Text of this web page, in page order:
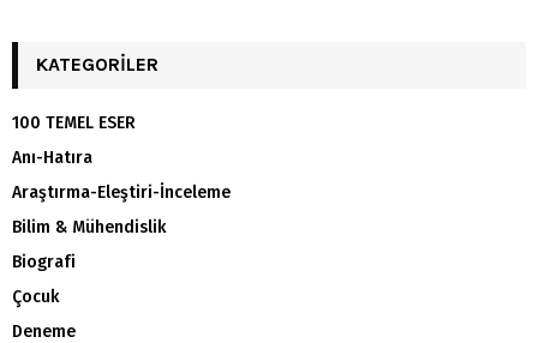
KATEGORILER
100 TEMEL ESER
Anı-Hatıra
Araştırma-Eleştiri-İnceleme
Bilim & Mühendislik
Biografi
Çocuk
Deneme